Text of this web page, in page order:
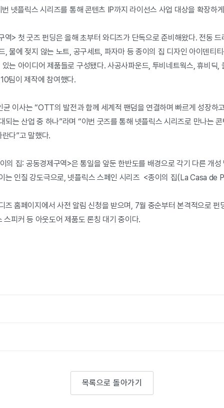
넷플릭스 시리즈를 통해 콘텐츠 IP까지 라이선스 사업 대상을 확장하
역> 첫 굿즈 펀딩은 올해 초부터 와디즈가 단독으로 준비해왔다. 전동
, 물에 젖지 않는 노트, 공구세트, 파자마 등 종이의 집 디자인 아이덴티
는 아이디어 제품들로 구성됐다. 사공사파운드, 투비네트웍스, 휴비딕,
팀이 제작에 참여했다.
균 이사는 “OTT의 발전과 함께 세계적 팬덤을 연결하며 빠르게 성장하
되는 산업 중 하나”라며 “이번 굿즈를 통해 넷플릭스 시리즈로 만나는
다”고 말했다.
의 집: 공동경제구역>은 통일을 앞둔 한반도를 배경으로 각기 다른 개
는 인질 강도극으로, 넷플릭스 스페인 시리즈 <종이의 집(La Casa de
즈 홈페이지에서 사전 알림 신청을 받으며, 7월 중순부터 본격적으로 펀
스피커 등 아웃도어 제품도 론칭 대기 중이다.
목록으로 돌아가기